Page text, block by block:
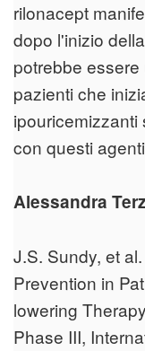
rilonacept
dopo l'inizio
potrebbe
pazienti che
ipouricemizzanti
con questi
Alessandra
J.S. Sundy, et
Prevention in
lowering
Phase III,